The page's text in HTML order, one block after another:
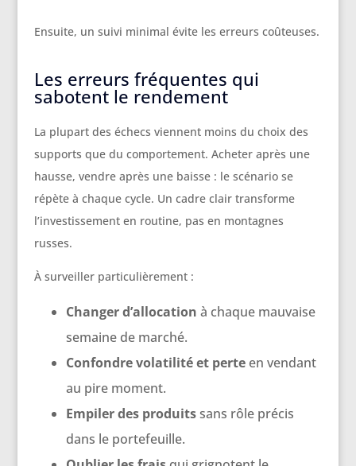
Ensuite, un suivi minimal évite les erreurs coûteuses.
Les erreurs fréquentes qui
sabotent le rendement
La plupart des échecs viennent moins du choix des
supports que du comportement. Acheter après une
hausse, vendre après une baisse : le scénario se
répète à chaque cycle. Un cadre clair transforme
l’investissement en routine, pas en montagnes
russes.
À surveiller particulièrement :
Changer d’allocation à chaque mauvaise
semaine de marché.
Confondre volatilité et perteen vendant
au pire moment.
Empiler des produitssans rôle précis
dans le portefeuille.